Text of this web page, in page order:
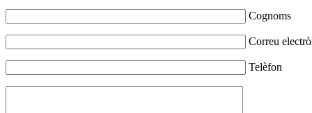
Cognoms
Correu
Telèfon